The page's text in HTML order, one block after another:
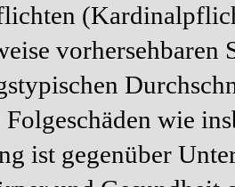
vorhersehbaren
wie
ist gegenüber